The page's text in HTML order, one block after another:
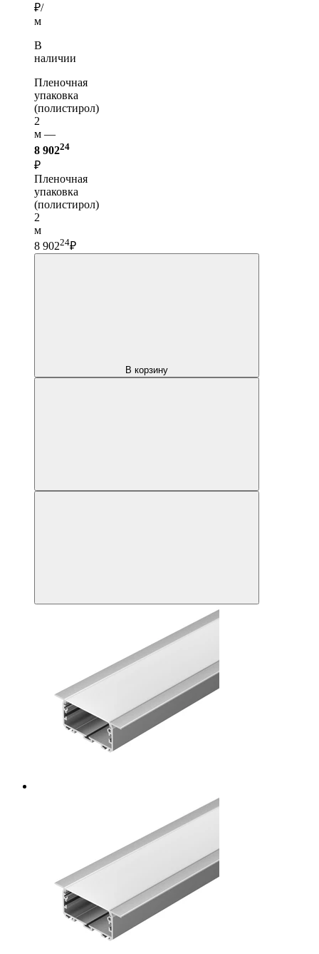
₽/
м
В
наличии
Пленочная
упаковка
(полистирол)
2
м —
8 90224
₽
Пленочная
упаковка
(полистирол)
2
м
8 90224₽
В корзину